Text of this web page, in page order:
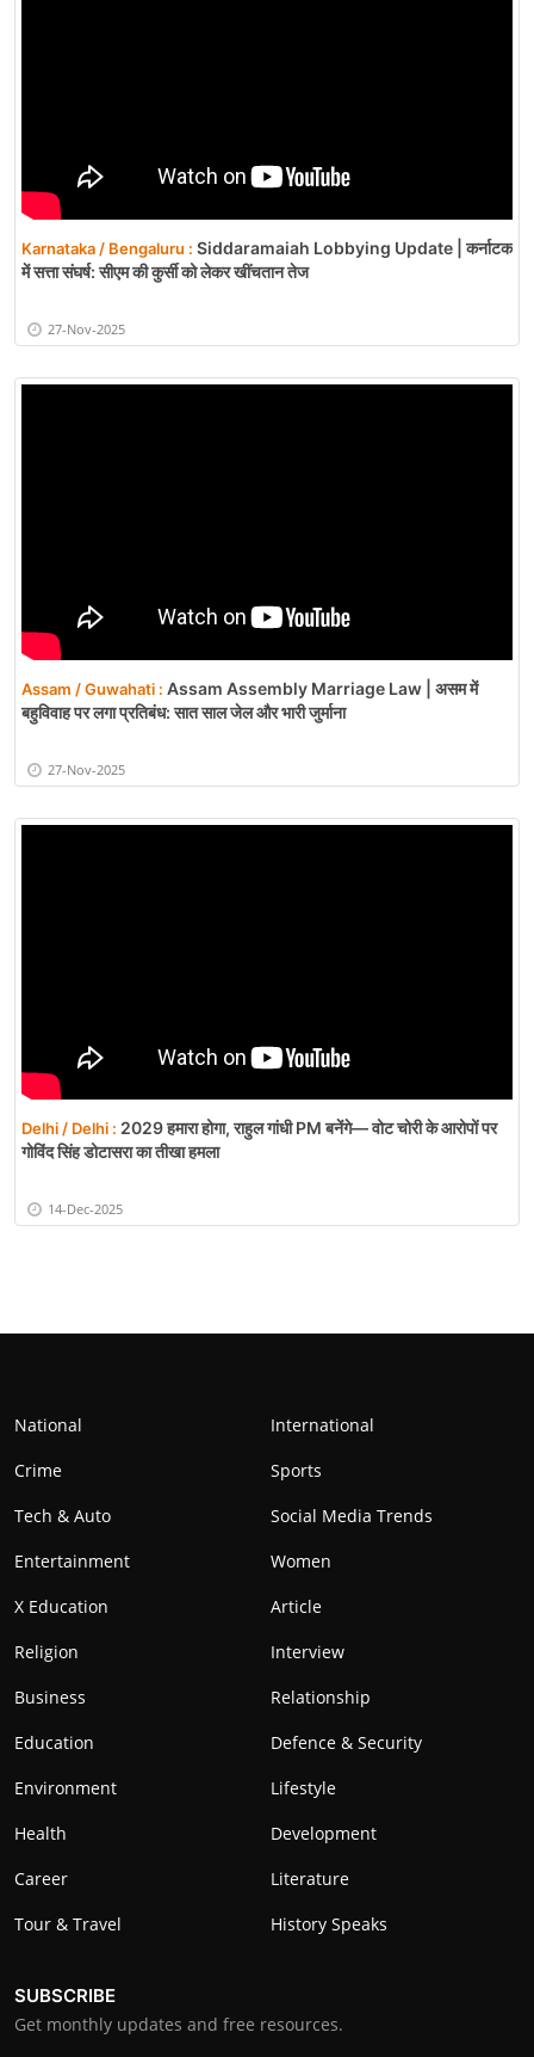
Karnataka / Bengaluru : Siddaramaiah Lobbying Update | कर्नाटक
में सत्ता संघर्ष: सीएम की कुर्सी को लेकर खींचतान तेज
27-Nov-2025
Assam / Guwahati : Assam Assembly Marriage Law | असम में
बहुविवाह पर लगा प्रतिबंध: सात साल जेल और भारी जुर्माना
27-Nov-2025
Delhi / Delhi : 2029 हमारा होगा, राहुल गांधी PM बनेंगे— वोट चोरी के आरोपों पर
गोविंद सिंह डोटासरा का तीखा हमला
14-Dec-2025
National
International
Crime
Sports
Tech & Auto
Social Media Trends
Entertainment
Women
X Education
Article
Religion
Interview
Business
Relationship
Education
Defence & Security
Environment
Lifestyle
Health
Development
Career
Literature
Tour & Travel
History Speaks
SUBSCRIBE
Get monthly updates and free resources.